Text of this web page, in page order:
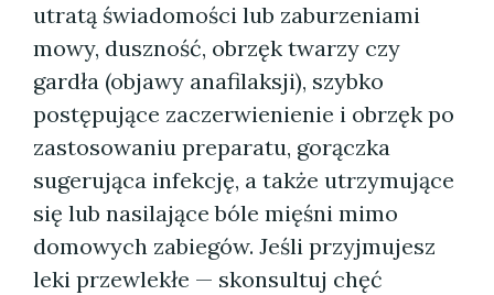
utratą świadomości lub zaburzeniami
mowy, duszność, obrzęk twarzy czy
gardła (objawy anafilaksji), szybko
postępujące zaczerwienienie i obrzęk po
zastosowaniu preparatu, gorączka
sugerująca infekcję, a także utrzymujące
się lub nasilające bóle mięśni mimo
domowych zabiegów. Jeśli przyjmujesz
leki przewlekłe — skonsultuj chęć